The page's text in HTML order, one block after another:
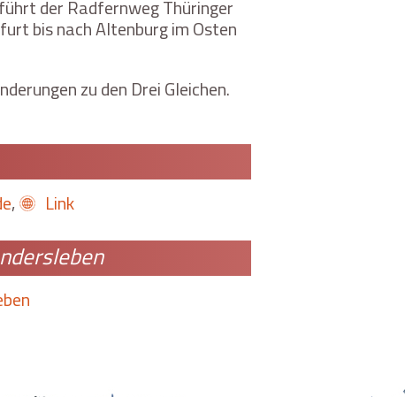
der Radfernweg Thüringer
bis nach Altenburg im Osten
zu den Drei Gleichen.
, Link